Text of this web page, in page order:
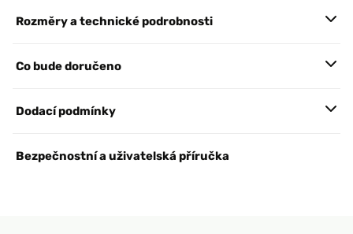
Rozměry a technické podrobnosti
Co bude doručeno
Dodací podmínky
Bezpečnostní a uživatelská příručka